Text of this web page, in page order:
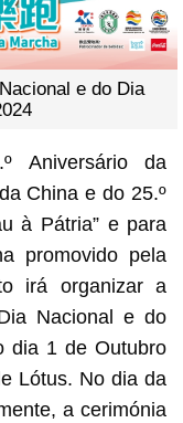
e do Dia
Aniversário da
China e do 25.º
à Pátria” e para
promovido pela
irá organizar a
Nacional e do
dia 1 de Outubro
Lótus. No dia da
a cerimónia